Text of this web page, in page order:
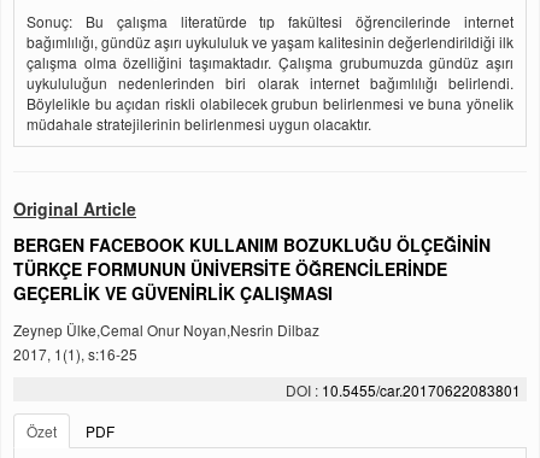
Sonuç: Bu çalışma literatürde tıp fakültesi öğrencilerinde internet
bağımlılığı, gündüz aşırı uykululuk ve yaşam kalitesinin değerlendirildiği ilk
çalışma olma özelliğini taşımaktadır. Çalışma grubumuzda gündüz aşırı
uykululuğun nedenlerinden biri olarak internet bağımlılığı belirlendi.
Böylelikle bu açıdan riskli olabilecek grubun belirlenmesi ve buna yönelik
müdahale stratejilerinin belirlenmesi uygun olacaktır.
Original Article
BERGEN FACEBOOK KULLANIM BOZUKLUĞU ÖLÇEĞİNİN
TÜRKÇE FORMUNUN ÜNİVERSİTE ÖĞRENCİLERİNDE
GEÇERLİK VE GÜVENİRLİK ÇALIŞMASI
Zeynep Ülke,Cemal Onur Noyan,Nesrin Dilbaz
2017, 1(1), s:16-25
DOI : 10.5455/car.20170622083801
Özet
PDF